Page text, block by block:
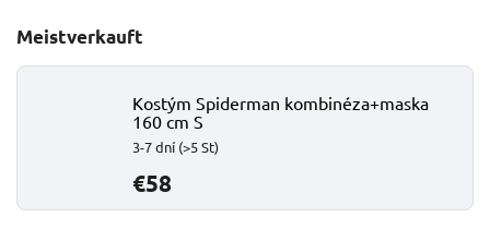
Meistverkauft
Kostým Spiderman kombinéza+maska
160 cm S
3-7 dní (>5 St)
€58